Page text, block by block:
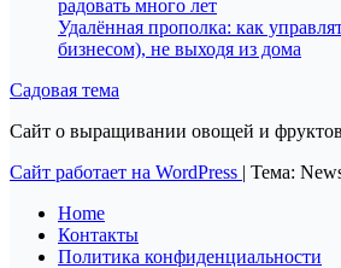
радовать много лет
Удалённая прополка: как
бизнесом), не выходя из дома
Садовая тема
Сайт о выращивании овощей и
Сайт работает на WordPress | Тема:
Home
Контакты
Политика конфиденциальности